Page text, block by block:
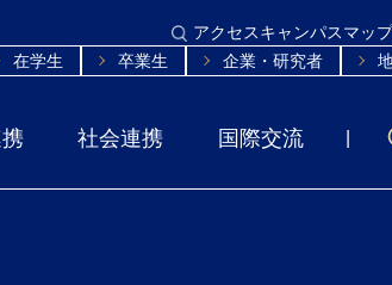
アクセスキャンパスマップ
在学生 卒業生 企業・研究者
社会連携 国際交流